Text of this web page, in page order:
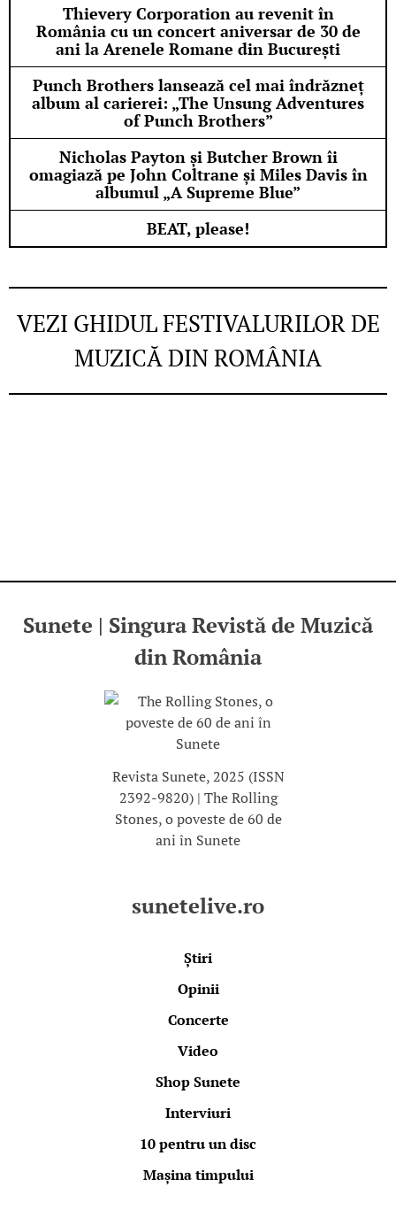
Thievery Corporation au revenit în
România cu un concert aniversar de 30 de
ani la Arenele Romane din București
Punch Brothers lansează cel mai îndrăzneț
album al carierei: „The Unsung Adventures
of Punch Brothers”
Nicholas Payton și Butcher Brown îi
omagiază pe John Coltrane și Miles Davis în
albumul „A Supreme Blue”
BEAT, please!
VEZI GHIDUL FESTIVALURILOR DE
MUZICĂ DIN ROMÂNIA
Sunete | Singura Revistă de Muzică
din România
Revista Sunete, 2025 (ISSN
2392-9820) | The Rolling
Stones, o poveste de 60 de
ani în Sunete
sunetelive.ro
Știri
Opinii
Concerte
Video
Shop Sunete
Interviuri
10 pentru un disc
Mașina timpului